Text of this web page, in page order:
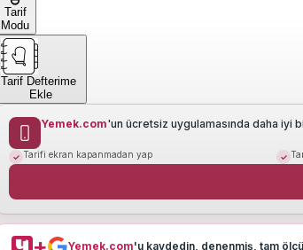
Tarif
Modu
Tarif Defterime
Ekle
Yemek.com'un ücretsiz uygulamasında daha iyi
Tarifi ekran kapanmadan yap
Yemek.com'u kaydedin, denenmiş, tam